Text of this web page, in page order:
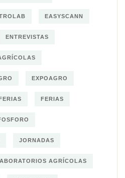
EASYSCANN
ENTREVISTAS
EXPOAGRO
FERIAS
JORNADAS
AGRÍCOLAS